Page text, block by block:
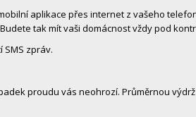
aplikace přes internet z vašeho
tak mít vaši domácnost vždy pod
SMS zpráv.
proudu vás neohrozí. Průměrnou